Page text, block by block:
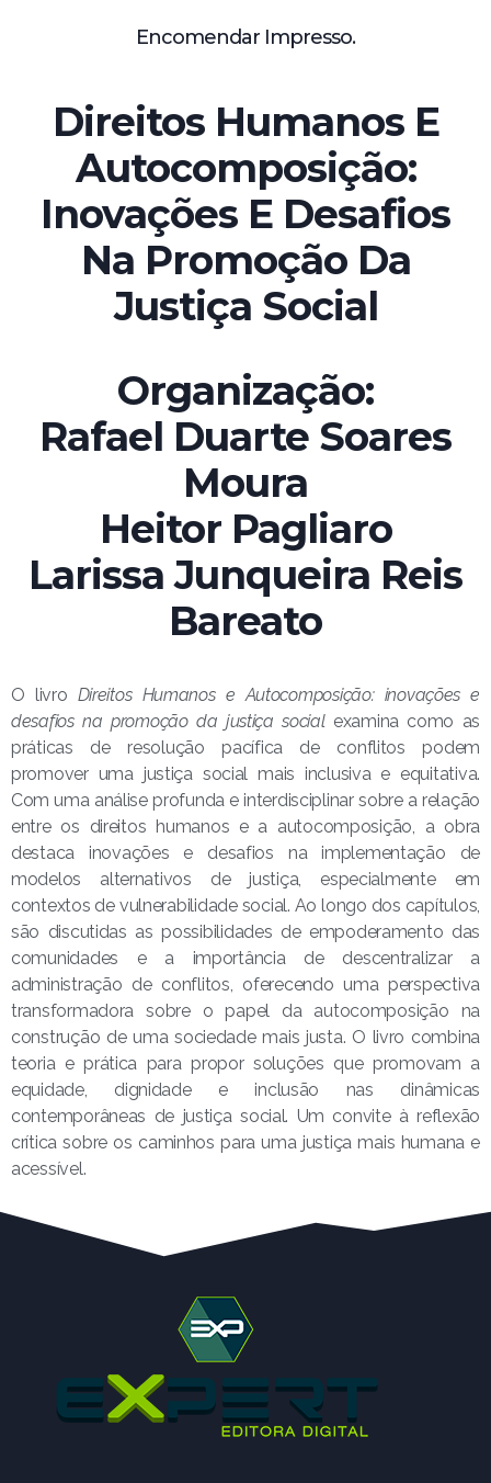
Encomendar Impresso.
Direitos Humanos E
Autocomposição:
Inovações E Desafios
Na Promoção Da
Justiça Social
Organização:
Rafael Duarte Soares
Moura
Heitor Pagliaro
Larissa Junqueira Reis
Bareato
O livro Direitos Humanos e Autocomposição: inovações e
desafios na promoção da justiça socialexamina como as
práticas de resolução pacífica de conflitos podem
promover uma justiça social mais inclusiva e equitativa.
Com uma análise profunda e interdisciplinar sobre a relação
entre os direitos humanos e a autocomposição, a obra
destaca inovações e desafios na implementação de
modelos alternativos de justiça, especialmente em
contextos de vulnerabilidade social. Ao longo dos capítulos,
são discutidas as possibilidades de empoderamento das
comunidades e a importância de descentralizar a
administração de conflitos, oferecendo uma perspectiva
transformadora sobre o papel da autocomposição na
construção de uma sociedade mais justa. O livro combina
teoria e prática para propor soluções que promovam a
equidade, dignidade e inclusão nas dinâmicas
contemporâneas de justiça social. Um convite à reflexão
crítica sobre os caminhos para uma justiça mais humana e
acessível.